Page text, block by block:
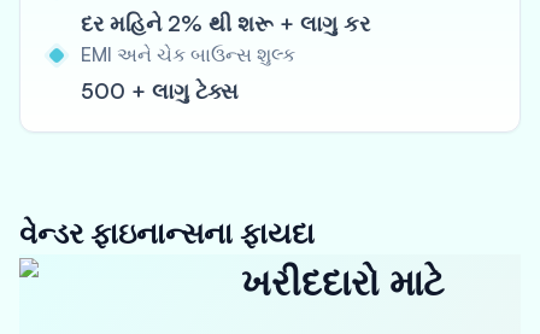
દર મહિને 2% થી શરૂ + લાગુ કર
EMI અને ચેક બાઉન્સ શુલ્ક
500 + લાગુ ટેક્સ
વેન્ડર ફાઇનાન્સના ફાયદા
ખરીદદારો માટે